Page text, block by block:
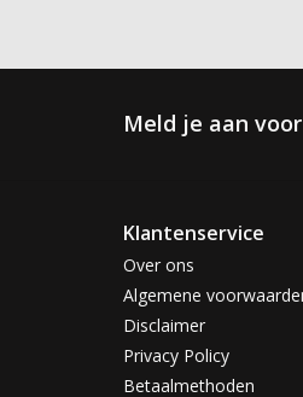
Meld je aan
Klantenservice
Over ons
Algemene
Disclaimer
Privacy Policy
Betaalmethoden